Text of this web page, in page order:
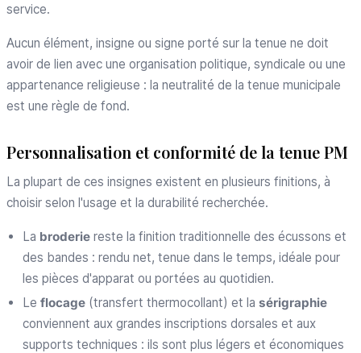
service.
Aucun élément, insigne ou signe porté sur la tenue ne doit
avoir de lien avec une organisation politique, syndicale ou une
appartenance religieuse : la neutralité de la tenue municipale
est une règle de fond.
Personnalisation et conformité de la tenue PM
La plupart de ces insignes existent en plusieurs finitions, à
choisir selon l'usage et la durabilité recherchée.
La broderie reste la finition traditionnelle des écussons et
des bandes : rendu net, tenue dans le temps, idéale pour
les pièces d'apparat ou portées au quotidien.
Le flocage (transfert thermocollant) et la sérigraphie
conviennent aux grandes inscriptions dorsales et aux
supports techniques : ils sont plus légers et économiques